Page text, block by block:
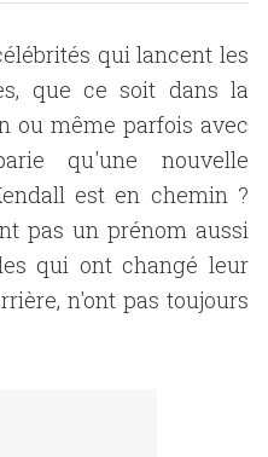
qui lancent les
que ce soit dans la
ou même parfois avec
qu'une nouvelle
est en chemin ?
pas un prénom aussi
qui ont changé leur
n'ont pas toujours